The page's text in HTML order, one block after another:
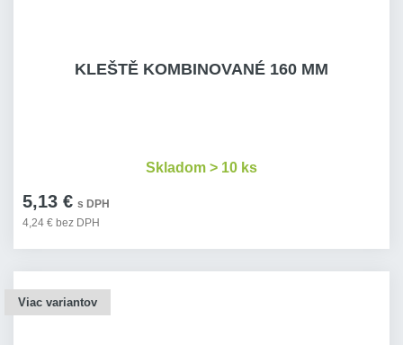
KLEŠTĚ KOMBINOVANÉ 160 MM
5,13 € s DPH
4,24 € bez DPH
Skladom > 10 ks
Viac variantov